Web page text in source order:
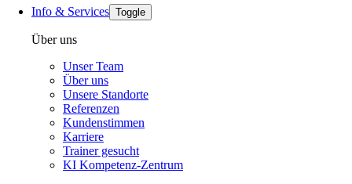
Info & Services Toggle
Über uns
Unser Team
Über uns
Unsere Standorte
Referenzen
Kundenstimmen
Karriere
Trainer gesucht
KI Kompetenz-Zentrum